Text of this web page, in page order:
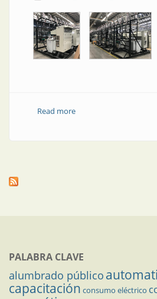
Read moreabout Skid de media
PALABRA CLAVE
alumbrado público
capacitación consumo eléctrico